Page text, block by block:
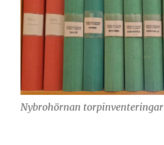
Nybrohörnan torpinventeringar